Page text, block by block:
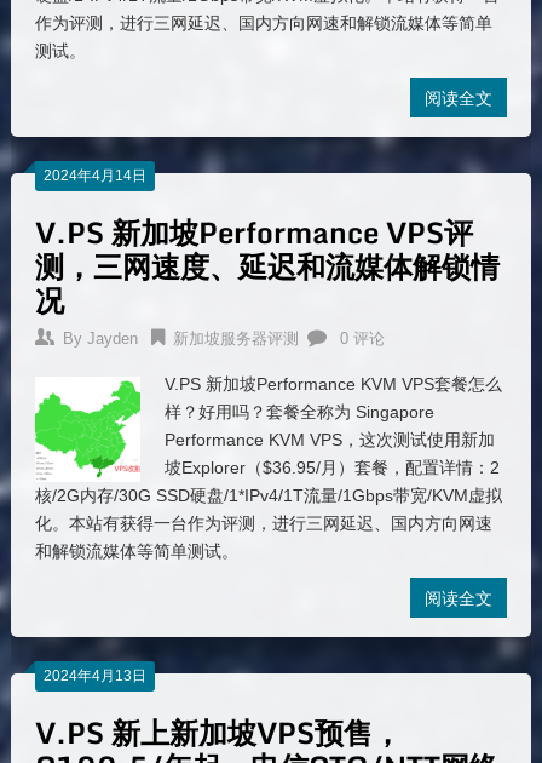
作为评测，进行三网延迟、国内方向网速和解锁流媒体等简单
测试。
阅读全文
2024年4月14日
V.PS 新加坡Performance VPS评
测，三网速度、延迟和流媒体解锁情
况
By Jayden 新加坡服务器评测 0 评论
V.PS 新加坡Performance KVM VPS套餐怎么
样？好用吗？套餐全称为 Singapore
Performance KVM VPS，这次测试使用新加
坡Explorer（$36.95/月）套餐，配置详情：2
核/2G内存/30G SSD硬盘/1*IPv4/1T流量/1Gbps带宽/KVM虚拟
化。本站有获得一台作为评测，进行三网延迟、国内方向网速
和解锁流媒体等简单测试。
阅读全文
2024年4月13日
V.PS 新上新加坡VPS预售，